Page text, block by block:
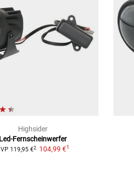
Highsider
Led-Fernscheinwerfer
119,95 €2 104,99 €1